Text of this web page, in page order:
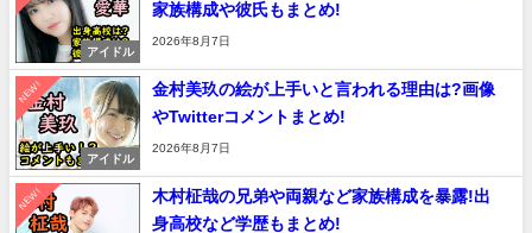
アイドル
家族構成や彼氏もまとめ!
2026年8月7日
NEW!
アイドル
金村美玖の絵が上手いと言われる理由は?画像
やTwitterコメントまとめ!
2026年8月7日
NEW!
木村柾哉の兄弟や両親など家族構成を暴露!出
身高校など学歴もまとめ!